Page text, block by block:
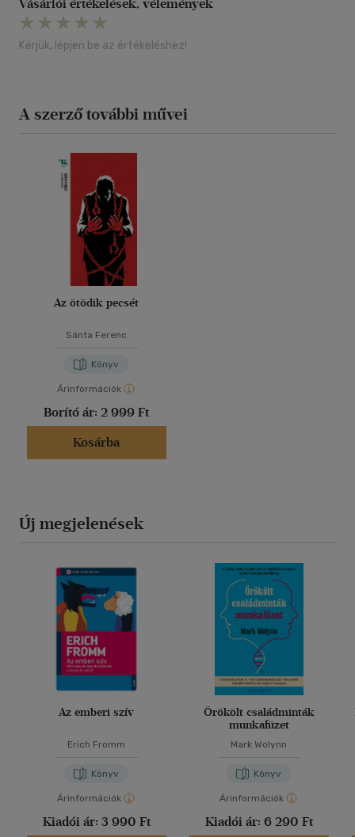
Vásárlói értékelések, vélemények
Kérjük, lépjen be az értékeléshez!
A szerző további művei
Az ötödik pecsét
Sánta Ferenc
Könyv
Árinformációk
Borító ár: 2 999 Ft
Kosárba
Új megjelenések
Az emberi szív
Erich Fromm
Könyv
Árinformációk
Kiadói ár: 3 990 Ft
Örökölt családminták
munkafüzet
Mark Wolynn
Könyv
Árinformációk
Kiadói ár: 6 290 Ft